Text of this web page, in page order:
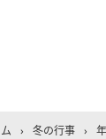
› 冬の行事 ›